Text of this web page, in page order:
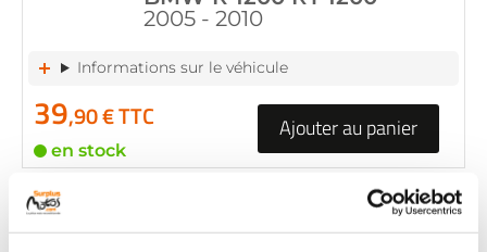
2005 - 2010
Informations sur le véhicule
39,90 € TTC
en stock
Ajouter au panier
CARENAGE ARRIERE
GAUCHE